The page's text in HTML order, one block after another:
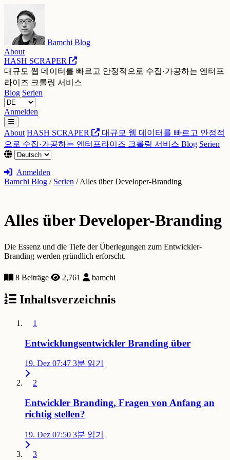
Bamchi Blog
About
HASH SCRAPER
대규모 웹 데이터를 빠르고 안정적으로 수집·가공하는 엔터프
라이즈 크롤링 서비스
Blog Serien
Anmelden
About HASH SCRAPER
대규모 웹 데이터를 빠르고 안정적
으로 수집·가공하는 엔터프라이즈 크롤링 서비스 Blog Serien
Anmelden
Bamchi Blog / Serien / Alles über Developer-Branding
Alles über Developer-Branding
Die Essenz und die Tiefe der Überlegungen zum Entwickler-
Branding werden gründlich erforscht.
8 Beiträge 2,761 bamchi
Inhaltsverzeichnis
1
Entwicklungsentwickler Branding über
19. Dez 07:47 3분 읽기
2
Entwickler Branding, Fragen von Anfang an
richtig stellen?
19. Dez 07:50 3분 읽기
3